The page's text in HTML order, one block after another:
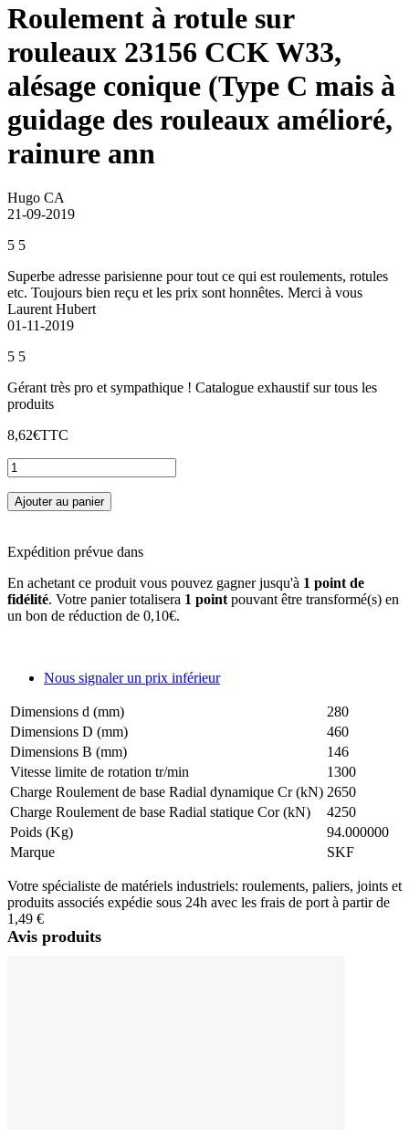
Roulement à rotule sur
rouleaux 23156 CCK W33,
alésage conique (Type C mais à
guidage des rouleaux amélioré,
rainure ann
Hugo CA
21-09-2019
5 5
Superbe adresse parisienne pour tout ce qui est roulements, rotules
etc. Toujours bien reçu et les prix sont honnêtes. Merci à vous
Laurent Hubert
01-11-2019
5 5
Gérant très pro et sympathique ! Catalogue exhaustif sur tous les
produits
8,62€TTC
Ajouter au panier
Expédition prévue dans
En achetant ce produit vous pouvez gagner jusqu'à 1 point de
fidélité. Votre panier totalisera 1 point pouvant être transformé(s) en
un bon de réduction de 0,10€.
Nous signaler un prix inférieur
Dimensions d (mm)
280
Dimensions D (mm)
460
Dimensions B (mm)
146
Vitesse limite de rotation tr/min
1300
Charge Roulement de base Radial dynamique Cr (kN) 2650
Charge Roulement de base Radial statique Cor (kN)
4250
Poids (Kg)
94.000000
Marque
SKF
Votre spécialiste de matériels industriels: roulements, paliers, joints et
produits associés expédie sous 24h avec les frais de port à partir de
1,49 €
Avis produits